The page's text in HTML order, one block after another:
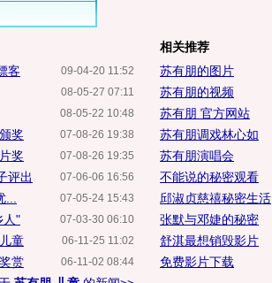
09-04-20 11:52
客
08-05-27 07:11
08-05-22 10:48
07-08-26 19:38
奖
07-08-26 19:35
奖
07-06-06 16:56
评出
07-05-24 15:43
07-03-30 06:10
人"
06-11-25 11:02
童
06-11-02 08:44
赏
相关推荐
苏有朋的图片
苏有朋的视频
苏有朋 官方网站
苏有朋调戏林心如
苏有朋演唱会
不能说的秘密观看
邱淑贞慈禧秘密生活
张默与邓婕的秘密
舒淇最想销毁影片
免费影片下载